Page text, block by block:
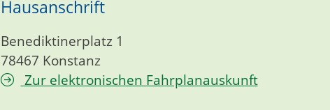
Hausanschrift
Benediktinerplatz 1
78467 Konstanz
Zur elektronischen Fahrplanauskunft